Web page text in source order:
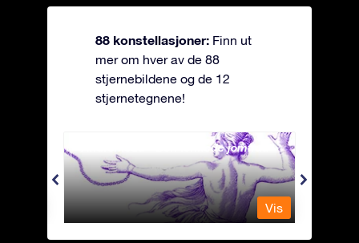
88 konstellasjoner: Finn ut
mer om hver av de 88
stjernebildene og de 12
stjernetegnene!
Andromeda - Den lenkede jomfrua
Vis